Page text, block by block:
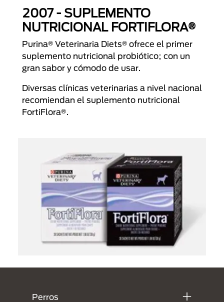
2007 - SUPLEMENTO
NUTRICIONAL FORTIFLORA®
Purina® Veterinaria Diets® ofrece el primer
suplemento nutricional probiótico; con un
gran sabor y cómodo de usar.
Diversas clínicas veterinarias a nivel nacional
recomiendan el suplemento nutricional
FortiFlora®.
Perros